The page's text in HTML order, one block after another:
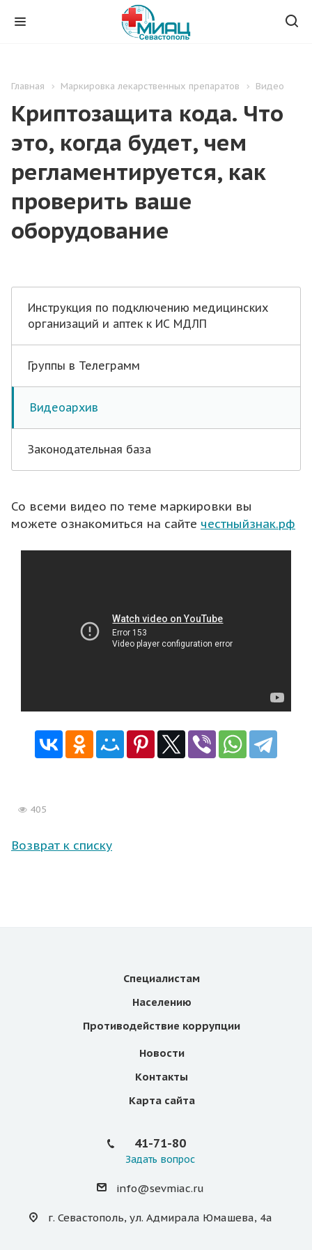
Главная Маркировка лекарственных препаратов Видео
Криптозащита кода. Что
это, когда будет, чем
регламентируется, как
проверить ваше
оборудование
Инструкция по подключению медицинских
организаций и аптек к ИС МДЛП
Группы в Телеграмм
Видеоархив
Законодательная база
Со всеми видео по теме маркировки вы
можете ознакомиться на сайте честныйзнак.рф
405
Возврат к списку
Специалистам
Населению
Противодействие коррупции
Новости
Контакты
Карта сайта
41-71-80
Задать вопрос
info@sevmiac.ru
г. Севастополь, ул. Адмирала Юмашева, 4а